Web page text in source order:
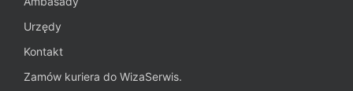
Urzędy
Kontakt
Zamów kuriera do WizaSerwis.